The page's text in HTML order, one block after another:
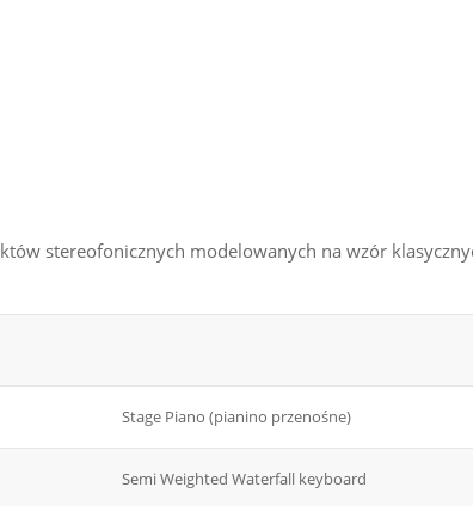
stereofonicznych modelowanych na wzór
Stage Piano (pianino przenośne)
Semi Weighted Waterfall keyboard